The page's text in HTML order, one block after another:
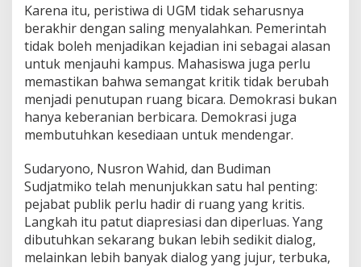
Karena itu, peristiwa di UGM tidak seharusnya
berakhir dengan saling menyalahkan. Pemerintah
tidak boleh menjadikan kejadian ini sebagai alasan
untuk menjauhi kampus. Mahasiswa juga perlu
memastikan bahwa semangat kritik tidak berubah
menjadi penutupan ruang bicara. Demokrasi bukan
hanya keberanian berbicara. Demokrasi juga
membutuhkan kesediaan untuk mendengar.
Sudaryono, Nusron Wahid, dan Budiman
Sudjatmiko telah menunjukkan satu hal penting:
pejabat publik perlu hadir di ruang yang kritis.
Langkah itu patut diapresiasi dan diperluas. Yang
dibutuhkan sekarang bukan lebih sedikit dialog,
melainkan lebih banyak dialog yang jujur, terbuka,